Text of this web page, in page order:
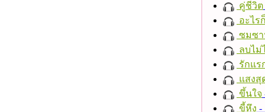
คู่ชีวิต
อะไร
ซมซ
ลบไม่
รักแร
แสงสุ
ขึ้นใจ
ขี้หึง -